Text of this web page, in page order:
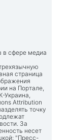
в сфере медиа
страница
на Портале,
Украина,
Attribution
точку
За
несет
"Пресс-